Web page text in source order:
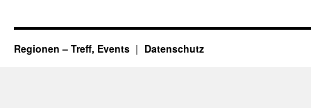
Regionen – Treff, Events Datenschutz